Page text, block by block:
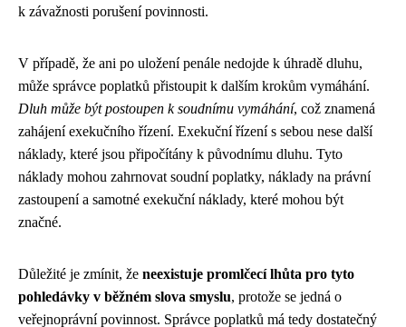
k závažnosti porušení povinnosti.
V případě, že ani po uložení penále nedojde k úhradě dluhu,
může správce poplatků přistoupit k dalším krokům vymáhání.
Dluh může být postoupen k soudnímu vymáhání, což znamená
zahájení exekučního řízení. Exekuční řízení s sebou nese další
náklady, které jsou připočítány k původnímu dluhu. Tyto
náklady mohou zahrnovat soudní poplatky, náklady na právní
zastoupení a samotné exekuční náklady, které mohou být
značné.
Důležité je zmínit, že neexistuje promlčecí lhůta pro tyto
pohledávky v běžném slova smyslu, protože se jedná o
veřejnoprávní povinnost. Správce poplatků má tedy dostatečný